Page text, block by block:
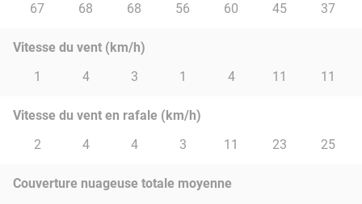
67
68 68 56 60 45 37
Vitesse du vent (km/h)
1
4 3 1 4 11 11
Vitesse du vent en rafale (km/h)
2
4 4 3 11 23 25
Couverture nuageuse totale moyenne